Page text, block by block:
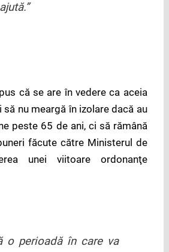
că se are în vedere ca aceia
nu meargă în izolare dacă au
peste 65 de ani, ci să rămână
făcute către Ministerul de
unei viitoare ordonanţe
o perioadă în care va